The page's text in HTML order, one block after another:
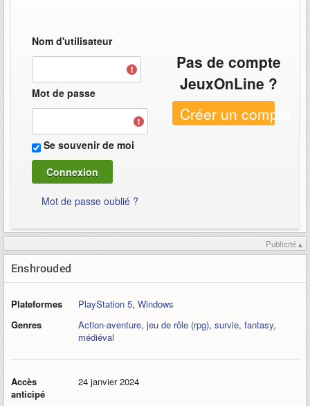
Nom d'utilisateur
Mot de passe
Se souvenir de moi
Mot de passe oublié ?
Pas de compte
JeuxOnLine ?
Créer un compte
Publicité ▴
Enshrouded
Plateformes PlayStation 5, Windows
Genres
Action-aventure, jeu de rôle (rpg), survie, fantasy,
médiéval
Accès
anticipé
24 janvier 2024